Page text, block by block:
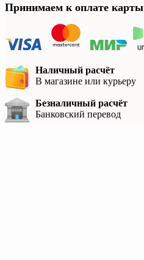
Принимаем к оплате карты
Наличный расчёт
В магазине или курьеру
Безналичный расчёт
Банковский перевод